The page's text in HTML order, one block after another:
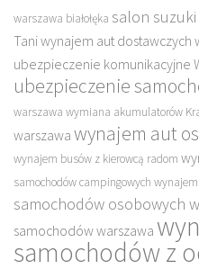
warszawa białołęka salon suzuki
Tani wynajem aut dostawczych
ubezpieczenie komunikacyjne
ubezpieczenie
warszawa wymiana akumulatorów
warszawa wynajem aut
wynajem busów z kierowcą radom
samochodów campingowych
samochodów osobowych
samochodów warszawa
samochodów z